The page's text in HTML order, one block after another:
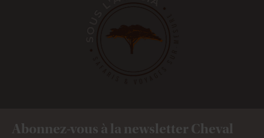
Abonnez-vous à la newsletter Cheval